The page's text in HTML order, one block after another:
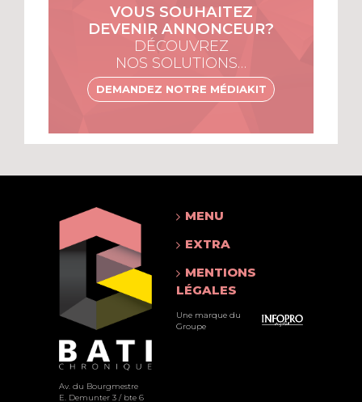
VOUS SOUHAITEZ
DEVENIR ANNONCEUR?
DÉCOUVREZ
NOS SOLUTIONS…
DEMANDEZ NOTRE MÉDIAKIT
Av. du Bourgmestre
E. Demunter 3 / bte 6
MENU
EXTRA
MENTIONS
LÉGALES
Une marque du
Groupe